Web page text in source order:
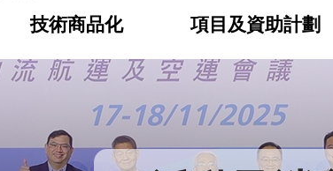
機構簡介
組織架構
技術商品化
服務
可獲授權之技術
應用於公共服務之創新技術
項目及資助計劃
合作計劃
資助計劃
活動
獎項
會籍及服務
會員列表